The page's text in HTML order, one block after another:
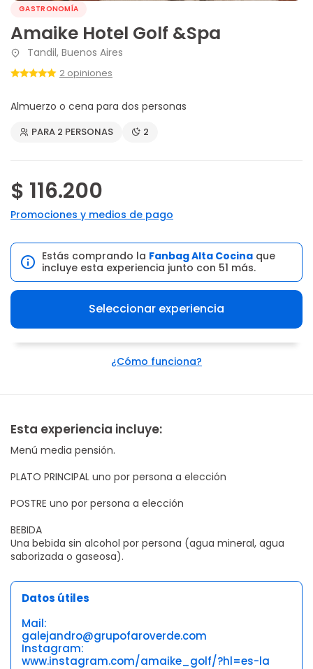
GASTRONOMÍA
Amaike Hotel Golf &Spa
Tandil, Buenos Aires
2 opiniones
Almuerzo o cena para dos personas
PARA 2 PERSONAS 2
$ 116.200
Promociones y medios de pago
Estás comprando la Fanbag Alta Cocina que
incluye esta experiencia junto con 51 más.
Seleccionar experiencia
¿Cómo funciona?
Esta experiencia incluye:
Menú media pensión.
PLATO PRINCIPAL uno por persona a elección
POSTRE uno por persona a elección
BEBIDA
Una bebida sin alcohol por persona (agua mineral, agua
saborizada o gaseosa).
Datos útiles
Mail:
galejandro@grupofaroverde.com
Instagram:
www.instagram.com/amaike_golf/?hl=es-la